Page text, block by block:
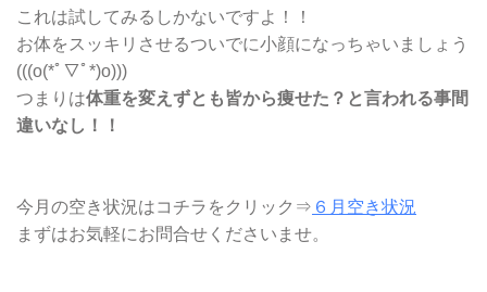
これは試してみるしかないですよ！！
お体をスッキリさせるついでに小顔になっちゃいましょう
(((o(*ﾟ▽ﾟ*)o)))
つまりは体重を変えずとも皆から痩せた？と言われる事間
違いなし！！
今月の空き状況はコチラをクリック⇒ ６月空き状況
まずはお気軽にお問合せくださいませ。